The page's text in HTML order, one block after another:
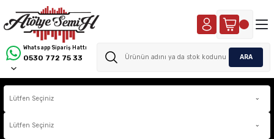
Whatsapp Sipariş Hattı
0530 772 75 33 ARA